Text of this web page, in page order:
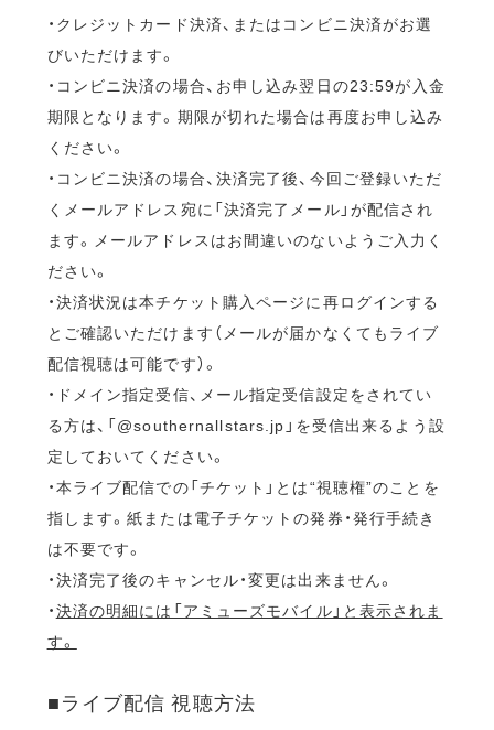
・クレジットカード決済、またはコンビニ決済がお選
びいただけます。
・コンビニ決済の場合、お申し込み翌日の23:59が入金
期限となります。期限が切れた場合は再度お申し込み
ください。
・コンビニ決済の場合、決済完了後、今回ご登録いただ
くメールアドレス宛に「決済完了メール」が配信され
ます。メールアドレスはお間違いのないようご入力く
ださい。
・決済状況は本チケット購入ページに再ログインする
とご確認いただけます（メールが届かなくてもライブ
配信視聴は可能です）。
・ドメイン指定受信、メール指定受信設定をされてい
る方は、「@southernallstars.jp」を受信出来るよう設
定しておいてください。
・本ライブ配信での「チケット」とは“視聴権”のことを
指します。紙または電子チケットの発券・発行手続き
は不要です。
・決済完了後のキャンセル・変更は出来ません。
・決済の明細には「アミューズモバイル」と表示されま
す。
■ライブ配信 視聴方法